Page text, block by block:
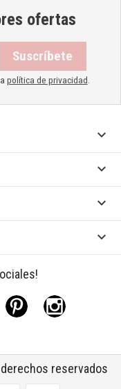
ofertas
política de privacidad




PinterestInstagram
reservados